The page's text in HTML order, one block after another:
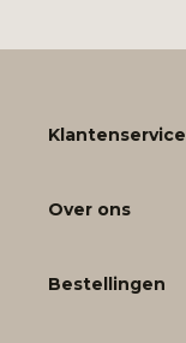
Klantenservice
Over ons
Bestellingen